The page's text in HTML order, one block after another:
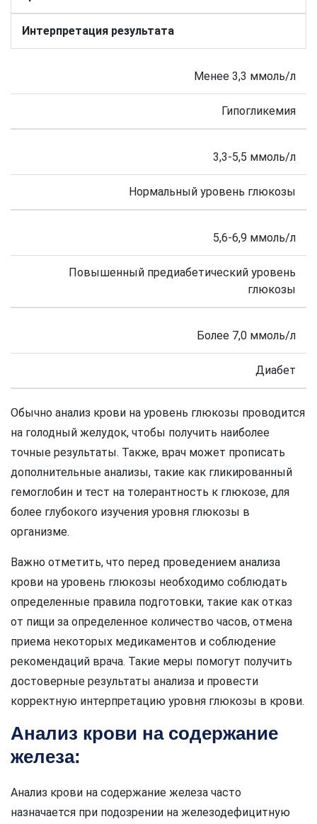
Интерпретация результата
Менее 3,3 ммоль/л
Гипогликемия
3,3-5,5 ммоль/л
Нормальный уровень глюкозы
5,6-6,9 ммоль/л
Повышенный предиабетический уровень
глюкозы
Более 7,0 ммоль/л
Диабет
Обычно анализ крови на уровень глюкозы проводится
на голодный желудок, чтобы получить наиболее
точные результаты. Также, врач может прописать
дополнительные анализы, такие как гликированный
гемоглобин и тест на толерантность к глюкозе, для
более глубокого изучения уровня глюкозы в
организме.
Важно отметить, что перед проведением анализа
крови на уровень глюкозы необходимо соблюдать
определенные правила подготовки, такие как отказ
от пищи за определенное количество часов, отмена
приема некоторых медикаментов и соблюдение
рекомендаций врача. Такие меры помогут получить
достоверные результаты анализа и провести
корректную интерпретацию уровня глюкозы в крови.
Анализ крови на содержание
железа:
Анализ крови на содержание железа часто
назначается при подозрении на железодефицитную